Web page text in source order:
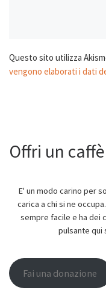
Questo sito utilizza
vengono elaborati i dati
Offri un
E' un modo carino per
carica a chi si ne
sempre facile e ha dei
pulsante qui
Fai una donazione